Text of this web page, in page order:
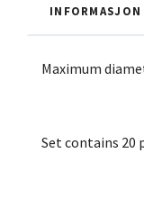
INFORMASJON
Maximum
Set contains 20